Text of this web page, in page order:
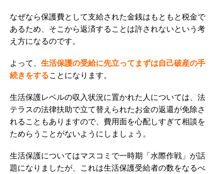
なぜなら保護費として支給された金銭はもともと税金で
あるため、そこから返済することは許されないという考
え方になるのです。
よって、 生活保護の受給に先立ってまずは自己破産の手
続きをすることになります。
生活保護レベルの収入状況に置かれた人については、法
テラスの法律扶助で立て替えられたお金の返還が免除さ
れることもありますので、費用面を心配しすぎて相談を
ためらうことがないようにしましょう。
生活保護についてはマスコミで一時期「水際作戦」が話
題になりましたが、これは生活保護受給者の数をなるべ